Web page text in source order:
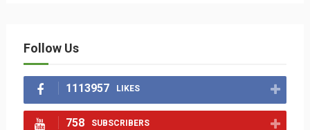
Follow Us
1113957 LIKES
758 SUBSCRIBERS